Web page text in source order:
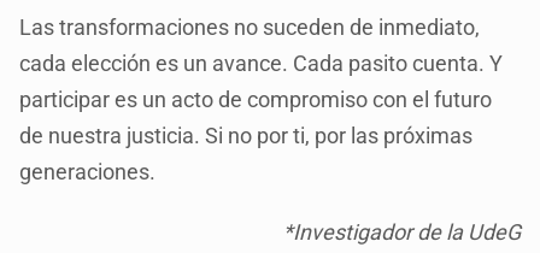
Las transformaciones no suceden de inmediato,
cada elección es un avance. Cada pasito cuenta. Y
participar es un acto de compromiso con el futuro
de nuestra justicia. Si no por ti, por las próximas
generaciones.
*Investigador de la UdeG